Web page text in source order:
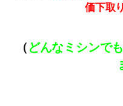
価下取り
（ どんなミシンで